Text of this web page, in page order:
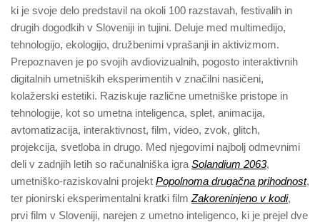
ki je svoje delo predstavil na okoli 100 razstavah, festivalih in
drugih dogodkih v Sloveniji in tujini. Deluje med multimedijo,
tehnologijo, ekologijo, družbenimi vprašanji in aktivizmom.
Prepoznaven je po svojih avdiovizualnih, pogosto interaktivnih
digitalnih umetniških eksperimentih v značilni nasičeni,
kolažerski estetiki. Raziskuje različne umetniške pristope in
tehnologije, kot so umetna inteligenca, splet, animacija,
avtomatizacija, interaktivnost, film, video, zvok, glitch,
projekcija, svetloba in drugo. Med njegovimi najbolj odmevnimi
deli v zadnjih letih so računalniška igra Solandium 2063,
umetniško-raziskovalni projekt Popolnoma drugačna prihodnost,
ter pionirski eksperimentalni kratki film Zakoreninjeno v kodi,
prvi film v Sloveniji, narejen z umetno inteligenco, ki je prejel dve